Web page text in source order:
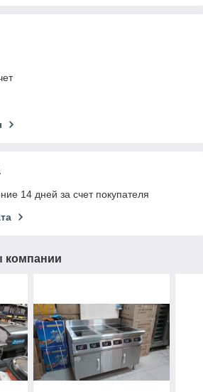
14 дней за счет покупателя
компании